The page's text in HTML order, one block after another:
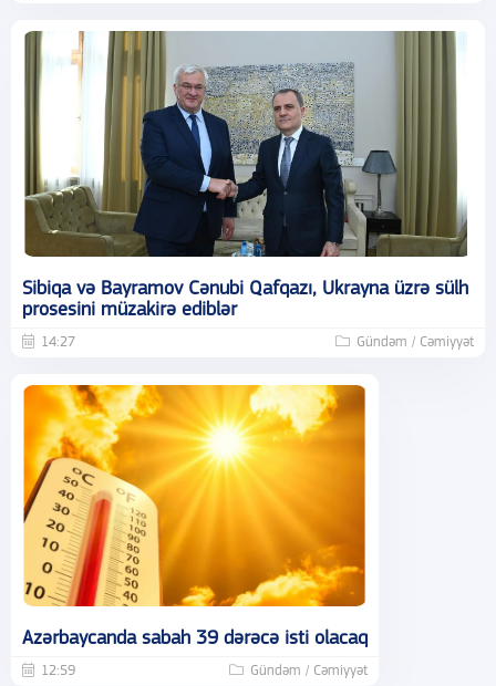
Sibiqa və Bayramov Cənubi Qafqazı, Ukrayna üzrə sülh
prosesini müzakirə ediblər
14:27 Gündəm / Cəmiyyət
Azərbaycanda sabah 39 dərəcə isti olacaq
12:59 Gündəm / Cəmiyyət